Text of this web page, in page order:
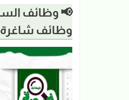
وظائف شاغرة